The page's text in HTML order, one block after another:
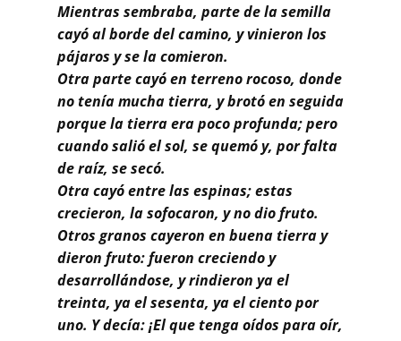
Mientras sembraba, parte de la semilla
cayó al borde del camino, y vinieron los
pájaros y se la comieron.
Otra parte cayó en terreno rocoso, donde
no tenía mucha tierra, y brotó en seguida
porque la tierra era poco profunda; pero
cuando salió el sol, se quemó y, por falta
de raíz, se secó.
Otra cayó entre las espinas; estas
crecieron, la sofocaron, y no dio fruto.
Otros granos cayeron en buena tierra y
dieron fruto: fueron creciendo y
desarrollándose, y rindieron ya el
treinta, ya el sesenta, ya el ciento por
uno. Y decía: ¡El que tenga oídos para oír,